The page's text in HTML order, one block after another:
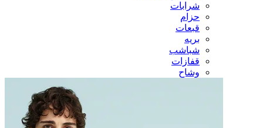
شرابات
حزام
قبعات
بريه
شباشب
قفازات
وشاح